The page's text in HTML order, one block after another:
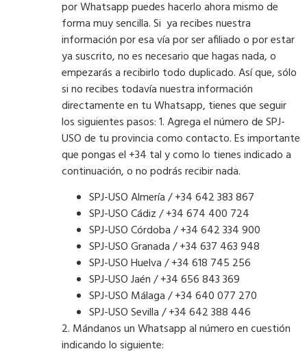
por Whatsapp puedes hacerlo ahora mismo de
forma muy sencilla. Si ya recibes nuestra
información por esa vía por ser afiliado o por estar
ya suscrito, no es necesario que hagas nada, o
empezarás a recibirlo todo duplicado. Así que, sólo
si no recibes todavía nuestra información
directamente en tu Whatsapp, tienes que seguir
los siguientes pasos: 1. Agrega el número de SPJ-
USO de tu provincia como contacto. Es importante
que pongas el +34 tal y como lo tienes indicado a
continuación, o no podrás recibir nada.
SPJ-USO Almería / +34 642 383 867
SPJ-USO Cádiz / +34 674 400 724
SPJ-USO Córdoba / +34 642 334 900
SPJ-USO Granada / +34 637 463 948
SPJ-USO Huelva / +34 618 745 256
SPJ-USO Jaén / +34 656 843 369
SPJ-USO Málaga / +34 640 077 270
SPJ-USO Sevilla / +34 642 388 446
2. Mándanos un Whatsapp al número en cuestión
indicando lo siguiente: